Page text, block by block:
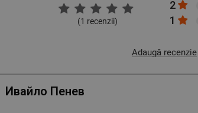
(1 recenzii)
2
1
Adaugă recenzie
Ивайло Пенев